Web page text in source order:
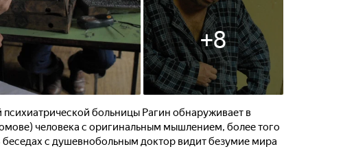
+8
больницы Рагин обнаруживает в
человека с оригинальным мышлением, более того
с душевнобольным доктор видит безумие мира